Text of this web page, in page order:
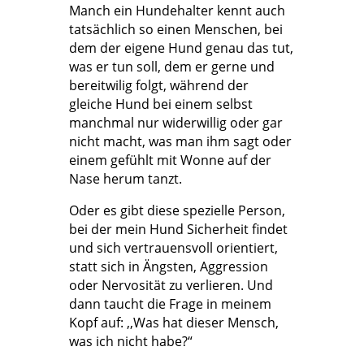
Manch ein Hundehalter kennt auch
tatsächlich so einen Menschen, bei
dem der eigene Hund genau das tut,
was er tun soll, dem er gerne und
bereitwilig folgt, während der
gleiche Hund bei einem selbst
manchmal nur widerwillig oder gar
nicht macht, was man ihm sagt oder
einem gefühlt mit Wonne auf der
Nase herum tanzt.
Oder es gibt diese spezielle Person,
bei der mein Hund Sicherheit findet
und sich vertrauensvoll orientiert,
statt sich in Ängsten, Aggression
oder Nervosität zu verlieren. Und
dann taucht die Frage in meinem
Kopf auf: ,,Was hat dieser Mensch,
was ich nicht habe?“